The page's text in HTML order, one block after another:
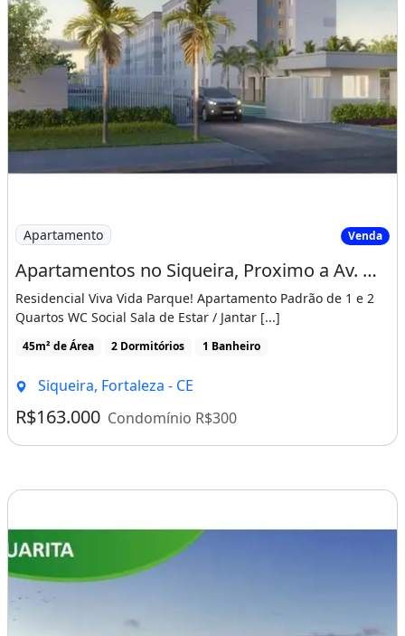
Unidades a Partir de R$ 163.000,00
-
A
GENDE SUA VISITA: ( 8 5 ) 9 8 6 5 9 .1 0 0 0 / 9
8 6 2 2 .3 2 5 3
_______________________________________________
__________________
:1GFRTLC
Imagem: Apartamentos no Siqueira, Proximo a Av
Apartamento Venda
Apartamentos no Siqueira, Proximo a Av. Osorio de Paiva, Entrada Facilitada!
Residencial Viva Vida Parque! Apartamento Padrão de 1 e 2
Quartos WC Social Sala de Estar / Jantar [...]
45m² de Área 2 Dormitórios 1 Banheiro
Siqueira, Fortaleza - CE
R$163.000 Condomínio R$300